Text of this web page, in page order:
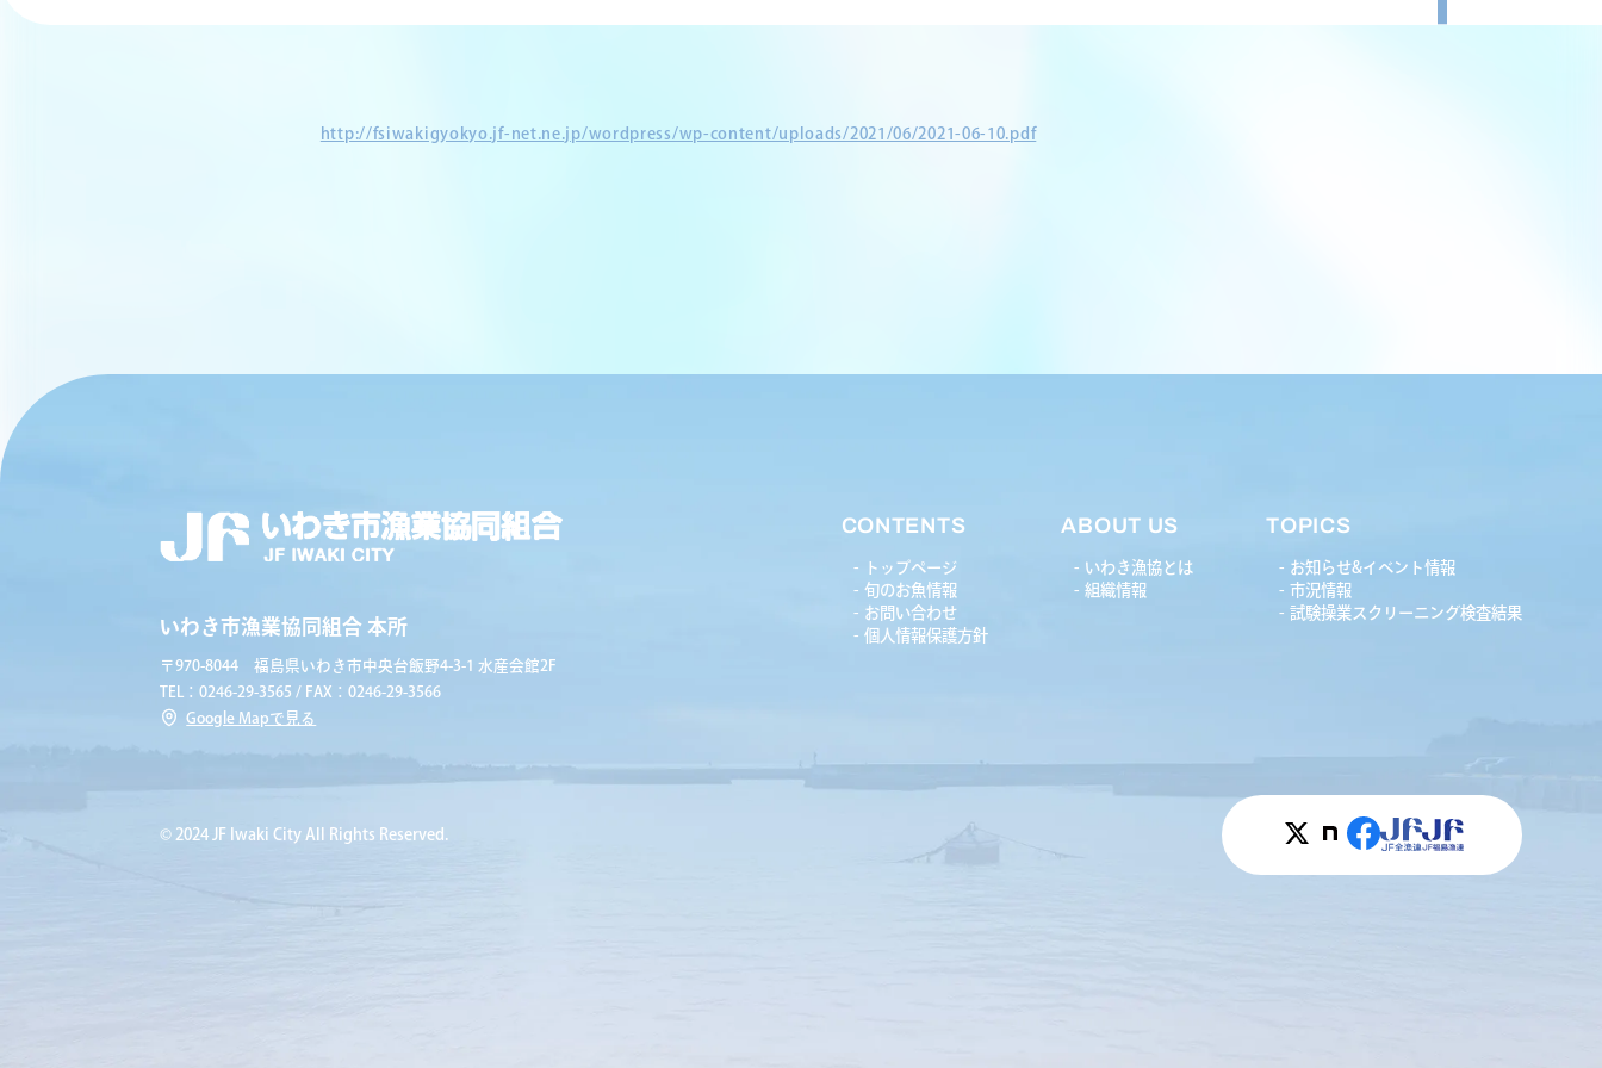
http://fsiwakigyokyo.jf-net.ne.jp/wordpress/wp-content/uploads/2021/06/2021-06-10.pdf
いわき市漁業協同組合 本所
〒970-8044 福島県いわき市中央台飯野4-3-1 水産会館2F
TEL：0246-29-3565 / FAX：0246-29-3566
Google Mapで見る
CONTENTS
トップページ
旬のお魚情報
お問い合わせ
個人情報保護方針
ABOUT US
いわき漁協とは
組織情報
TOPICS
お知らせ&イベント情報
市況情報
試験操業スクリーニング検査結果
© 2024 JF Iwaki City All Rights Reserved.